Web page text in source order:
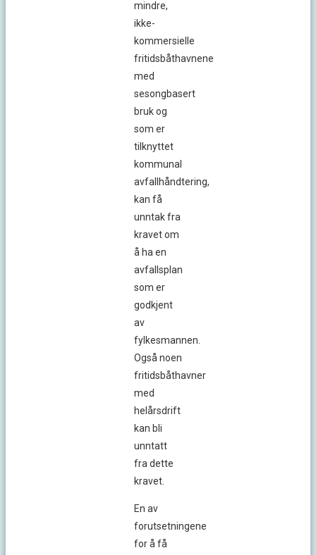
mindre,
ikke-
kommersielle
fritidsbåthavnene
med
sesongbasert
bruk og
som er
tilknyttet
kommunal
avfallhåndtering,
kan få
unntak fra
kravet om
å ha en
avfallsplan
som er
godkjent
av
fylkesmannen.
Også noen
fritidsbåthavner
med
helårsdrift
kan bli
unntatt
fra dette
kravet.
En av
forutsetningene
for å få